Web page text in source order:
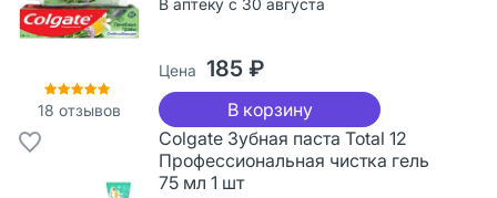
18 отзывов
Цена 185 ₽
В корзину
Colgate Зубная паста Total 12
Профессиональная чистка гель
75 мл 1 шт